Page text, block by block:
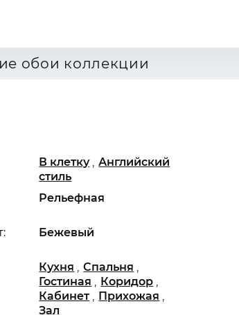
обои коллекции
Бежевый
В клетку ,Английский
стиль
Кухня ,Спальня ,
Гостиная , Коридор ,
Кабинет , Прихожая ,
Зал
Рельефная